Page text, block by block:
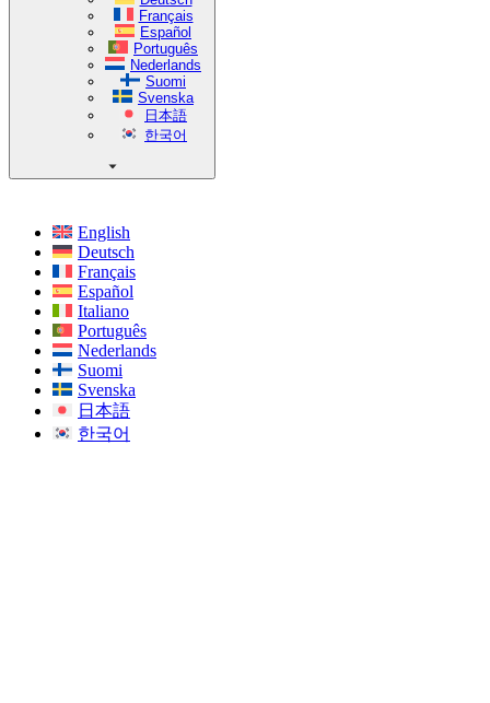
Français
Español
Português
Nederlands
Suomi
Svenska
日本語
한국어
English
Deutsch
Français
Español
Italiano
Português
Nederlands
Suomi
Svenska
日本語
한국어